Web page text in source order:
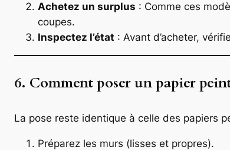
Achetez un surplus : Comme ces
coupes.
Inspectez l’état : Avant d’acheter,
6. Comment poser un papier
La pose reste identique à celle des papiers
Préparez les murs (lisses et propres).